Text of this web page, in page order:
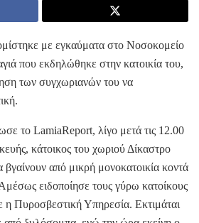
με εγκαύματα στο Νοσοκομείο
που εκδηλώθηκε στην κατοικία του,
των συγχωριανών του να
το LamiaReport, λίγο μετά τις 12.00
κάτοικος του χωριού Δίκαστρο
από μικρή μονοκατοικία κοντά
ειδοποίησε τους γύρω κατοίκους
η Πυροσβεστική Υπηρεσία. Εκτιμάται